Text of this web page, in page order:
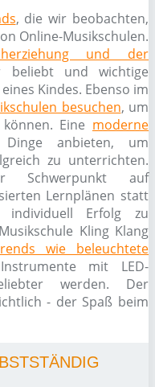
, die wir beobachten,
Online-Musikschulen.
und der
beliebt und wichtige
Kindes. Ebenso im
besuchen, um
Eine moderne
anbieten, um
zu unterrichten.
Schwerpunkt auf
Lernplänen statt
individuell Erfolg zu
Kling Klang
wie beleuchtete
mit LED-
werden. Der
- der Spaß beim